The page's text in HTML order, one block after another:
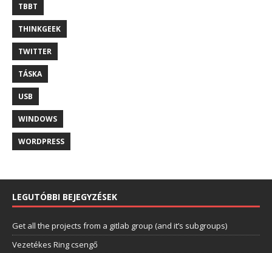
TBBT
THINKGEEK
TWITTER
TÁSKA
USB
WINDOWS
WORDPRESS
LEGUTÓBBI BEJEGYZÉSEK
Get all the projects from a gitlab group (and it’s subgroups)
Vezetékes Ring csengő